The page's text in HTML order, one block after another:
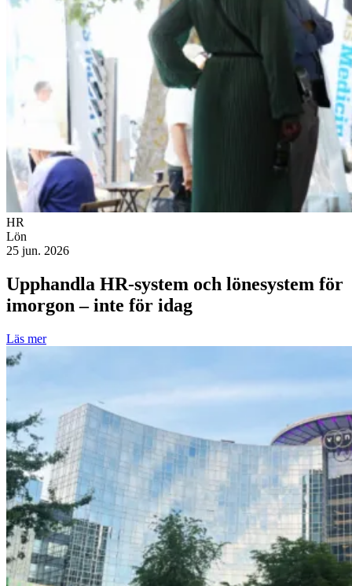
HR
Lön
25 jun. 2026
Upphandla HR-system och lönesystem för
imorgon – inte för idag
Läs mer